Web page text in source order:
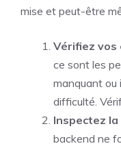
mise et peut-être
Vérifiez
ce sont les
manquant ou
difficulté.
Inspectez
backend ne